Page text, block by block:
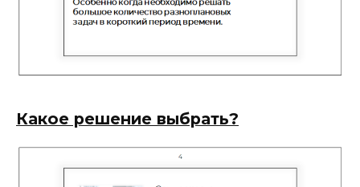
Какое решение выбрать?